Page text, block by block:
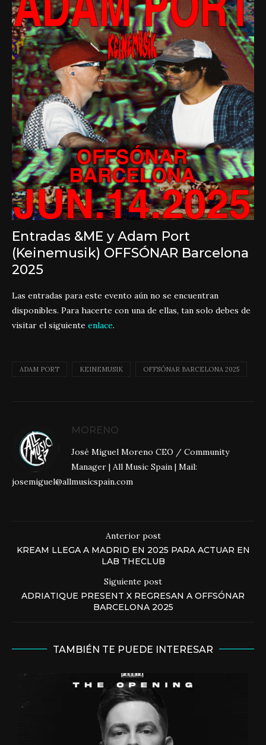
Entradas &ME y Adam Port
(Keinemusik) OFFSÓNAR Barcelona
2025
Las entradas para este evento aún no se encuentran
disponibles. Para hacerte con una de ellas, tan solo debes de
visitar el siguiente enlace.
ADAM PORT KEINEMUSIK OFFSÓNAR BARCELONA 2025
MORENO
José Miguel Moreno CEO / Community
Manager | All Music Spain | Mail:
josemiguel@allmusicspain.com
Anterior post
KREAM LLEGA A MADRID EN 2025 PARA ACTUAR EN
LAB THECLUB
Siguiente post
ADRIATIQUE PRESENT X REGRESAN A OFFSÓNAR
BARCELONA 2025
TAMBIÉN TE PUEDE INTERESAR